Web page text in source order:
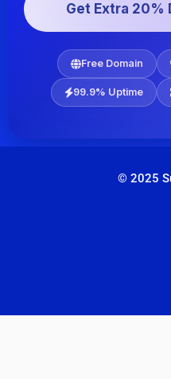
Get Extra 20%
Free Domain
99.9% Uptime
© 2025